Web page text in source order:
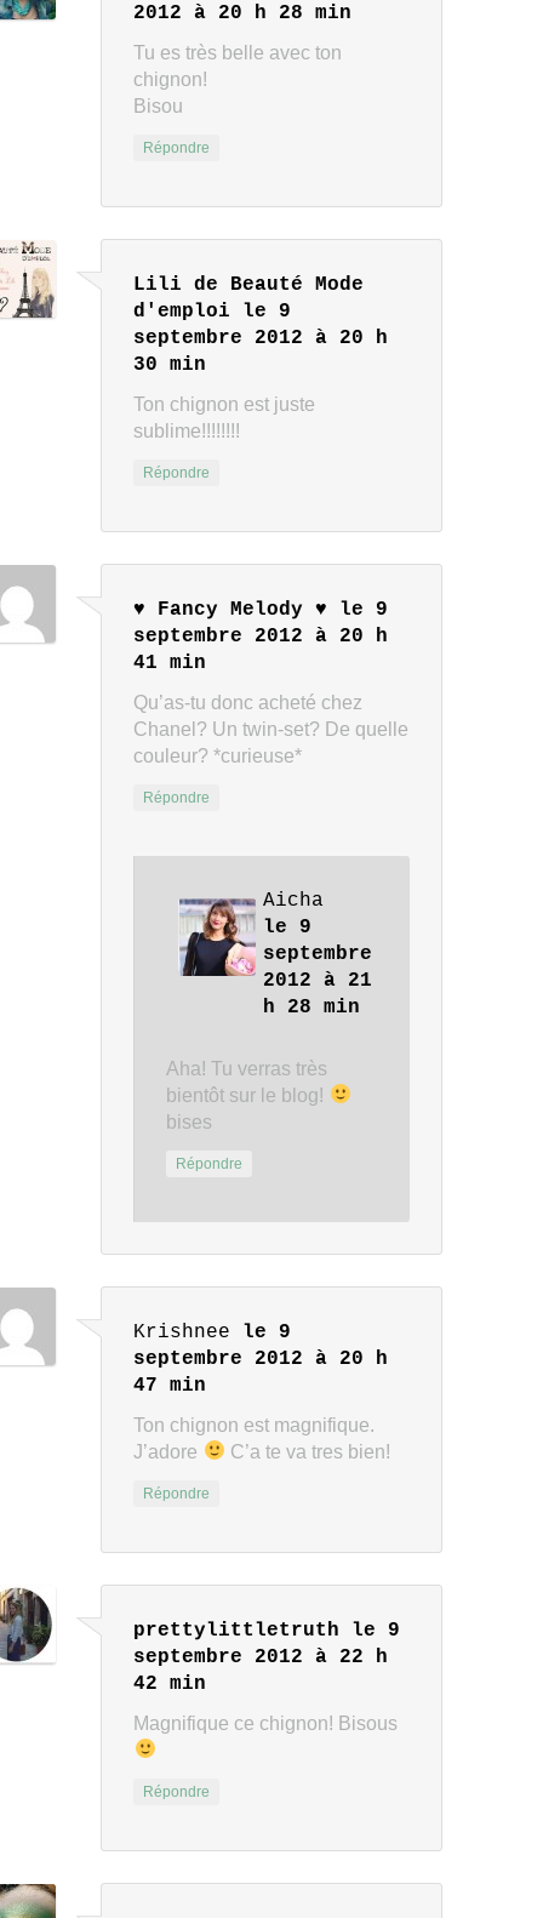
2012 à 20 h 28 min
Tu es très belle avec ton
chignon!
Bisou
Répondre
Lili de Beauté Mode
d'emploi
le 9
septembre 2012 à 20 h
30 min
Ton chignon est juste
sublime!!!!!!!!
Répondre
♥ Fancy Melody ♥
le 9
septembre 2012 à 20 h
41 min
Qu’as-tu donc acheté chez
Chanel? Un twin-set? De quelle
couleur? *curieuse*
Répondre
Aicha
le 9
septembre
2012 à 21
h 28 min
Aha! Tu verras très
bientôt sur le blog!
bises
Répondre
Krishnee le 9
septembre 2012 à 20 h
47 min
Ton chignon est magnifique.
J’adore
C’a te va tres bien!
Répondre
prettylittletruth
le 9
septembre 2012 à 22 h
42 min
Magnifique ce chignon! Bisous
Répondre